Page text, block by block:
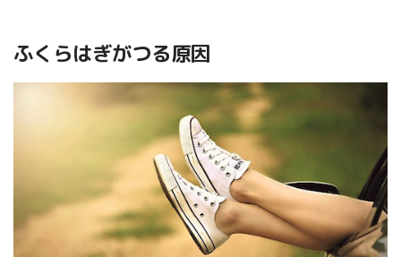
ふくらはぎがつる原因